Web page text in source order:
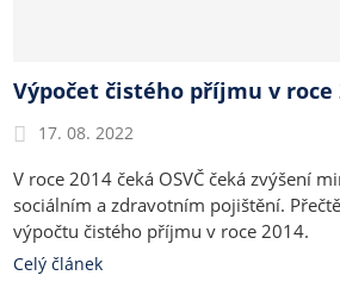
Výpočet čistého příjmu v roce
17. 08. 2022
V roce 2014 čeká OSVČ čeká zvýšení
sociálním a zdravotním pojištění.
výpočtu čistého příjmu v roce 2014.
Celý článek